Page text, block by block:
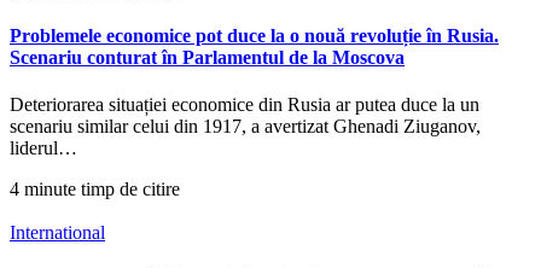
Problemele economice pot duce la o nouă revoluție în Rusia.
Scenariu conturat în Parlamentul de la Moscova
Deteriorarea situației economice din Rusia ar putea duce la un
scenariu similar celui din 1917, a avertizat Ghenadi Ziuganov,
liderul…
4 minute timp de citire
International